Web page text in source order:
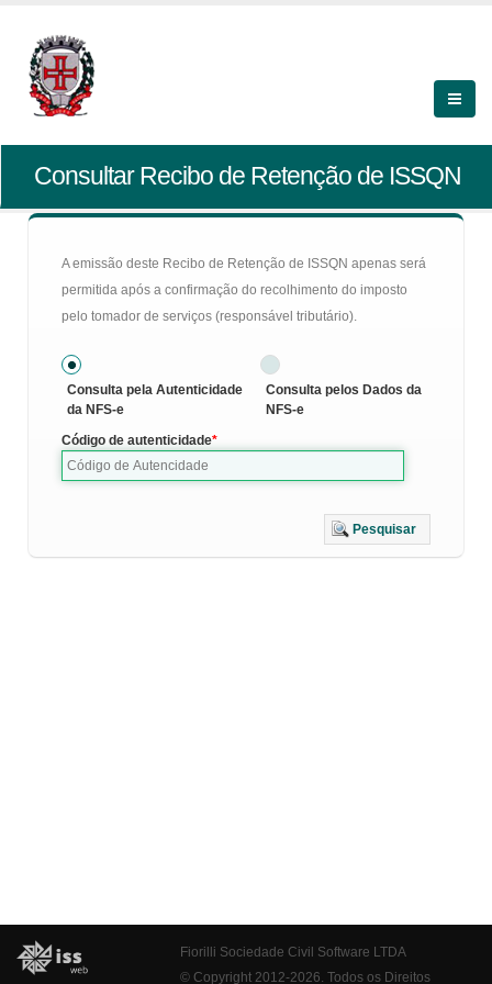
Consultar Recibo de Retenção de ISSQN
A emissão deste Recibo de Retenção de ISSQN apenas será
permitida após a confirmação do recolhimento do imposto
pelo tomador de serviços (responsável tributário).
Consulta pela Autenticidade
da NFS-e
Consulta pelos Dados da
NFS-e
Código de autenticidade
Pesquisar
Fiorilli Sociedade Civil Software LTDA
© Copyright 2012-2026. Todos os Direitos